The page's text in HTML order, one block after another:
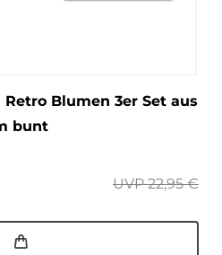
Blumen 3er Set aus
bunt
UVP 22,95 €